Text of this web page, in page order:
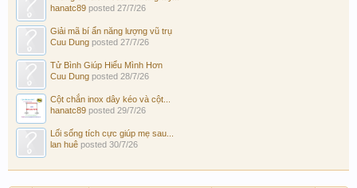
hanatc89 posted 27/7/26
Giải mã bí ẩn năng lượng vũ trụ
Cuu Dung posted 27/7/26
Tử Bình Giúp Hiểu Mình Hơn
Cuu Dung posted 28/7/26
Cột chắn inox dây kéo và cột...
hanatc89 posted 29/7/26
Lối sống tích cực giúp mẹ sau...
lan huê posted 30/7/26